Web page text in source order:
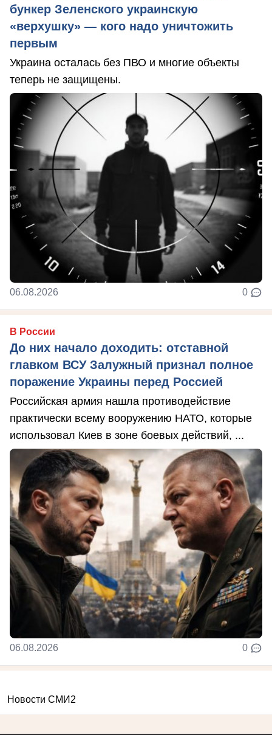
бункер Зеленского украинскую
«верхушку» — кого надо уничтожить
первым
Украина осталась без ПВО и многие объекты
теперь не защищены.
06.08.2026 0
В России
До них начало доходить: отставной
главком ВСУ Залужный признал полное
поражение Украины перед Россией
Российская армия нашла противодействие
практически всему вооружению НАТО, которые
использовал Киев в зоне боевых действий, ...
06.08.2026 0
Новости СМИ2